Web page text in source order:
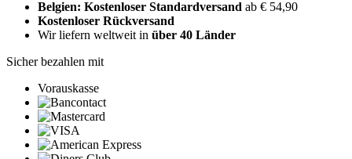
Belgien: Kostenloser Standardversand ab € 54,90
Kostenloser Rückversand
Wir liefern weltweit in über 40 Länder
Sicher bezahlen mit
Vorauskasse